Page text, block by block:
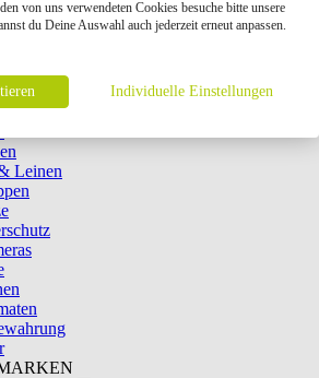
& Elektrospielzeug
Sticks für Katzen
Leinen
von uns verwendeten Cookies besuche bitte unsere
du Deine Auswahl auch jederzeit erneut anpassen.
Individuelle Einstellungen